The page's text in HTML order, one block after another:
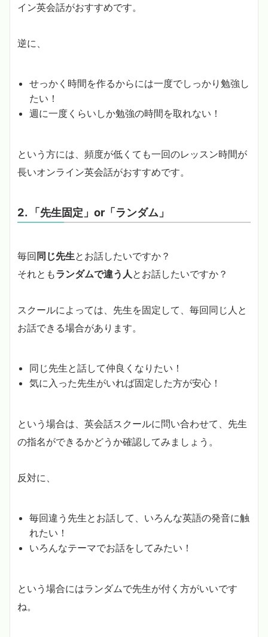
イン英会話がおすすめです。
逆に、
せっかく時間を作るからには一度でしっかり勉強し
たい！
週に一度くらいしか勉強の時間を取れない！
という方には、頻度が低くても一回のレッスン時間が
長いオンライン英会話がおすすめです。
2. 「先生固定」or「ランダム」
毎回同じ先生とお話したいですか？
それともランダムで違う人 とお話したいですか？
スクールによっては、先生を固定して、毎回同じ人と
お話できる場合があります。
同じ先生と話して仲良くなりたい！
気に入った先生がいれば固定した方が安心！
という場合は、英会話スクールに問い合わせて、先生
の指名ができるかどうか確認してみましょう。
反対に、
毎回違う先生とお話して、いろんな英語の発音に触
れたい！
いろんなテーマでお話をしてみたい！
という場合にはランダムで先生が付く方がいいです
ね。